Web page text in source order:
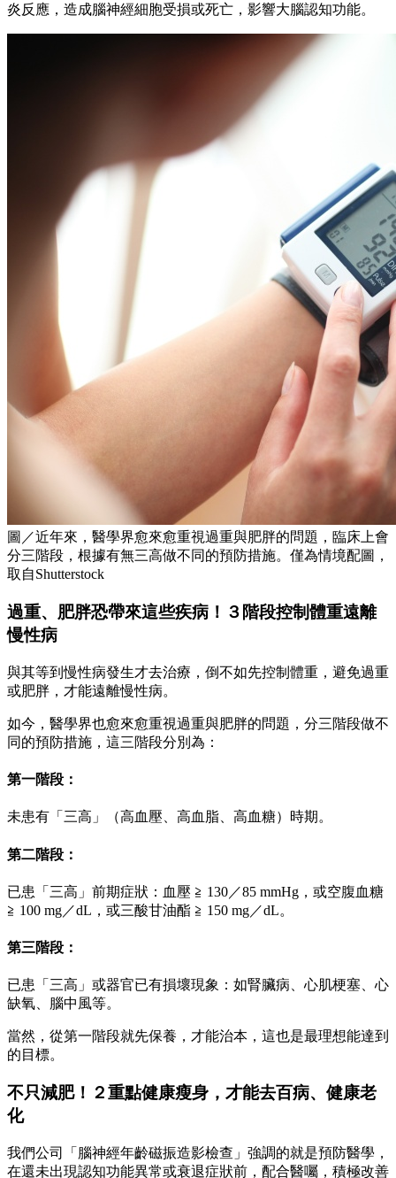
炎反應，造成腦神經細胞受損或死亡，影響大腦認知功能。
圖／近年來，醫學界愈來愈重視過重與肥胖的問題，臨床上會
分三階段，根據有無三高做不同的預防措施。僅為情境配圖，
取自Shutterstock
過重、肥胖恐帶來這些疾病！３階段控制體重遠離
慢性病
與其等到慢性病發生才去治療，倒不如先控制體重，避免過重
或肥胖，才能遠離慢性病。
如今，醫學界也愈來愈重視過重與肥胖的問題，分三階段做不
同的預防措施，這三階段分別為：
第一階段：
未患有「三高」（高血壓、高血脂、高血糖）時期。
第二階段：
已患「三高」前期症狀：血壓 ≧ 130／85 mmHg，或空腹血糖
≧ 100 mg／dL，或三酸甘油酯 ≧ 150 mg／dL。
第三階段：
已患「三高」或器官已有損壞現象：如腎臟病、心肌梗塞、心
缺氧、腦中風等。
當然，從第一階段就先保養，才能治本，這也是最理想能達到
的目標。
不只減肥！２重點健康瘦身，才能去百病、健康老
化
我們公司「腦神經年齡磁振造影檢查」強調的就是預防醫學，
在還未出現認知功能異常或衰退症狀前，配合醫囑，積極改善